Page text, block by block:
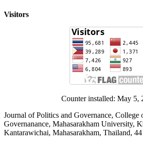
Visitors
Counter installed: May 5,
Journal of Politics and Governance, College
Governanance, Mahasarakham University,
Kantarawichai, Mahasarakham, Thailand,